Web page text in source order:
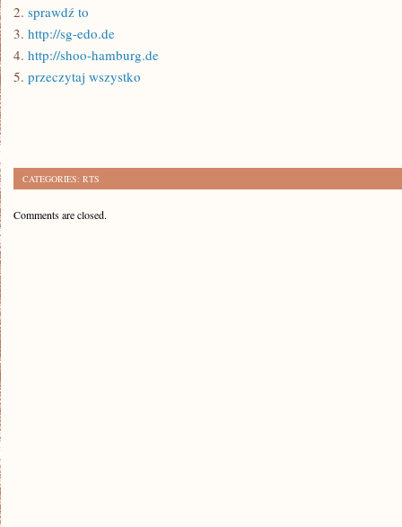
2. sprawdź to
3. http://sg-edo.de
4. http://shoo-hamburg.de
5. przeczytaj wszystko
CATEGORIES: RTS
Comments are closed.